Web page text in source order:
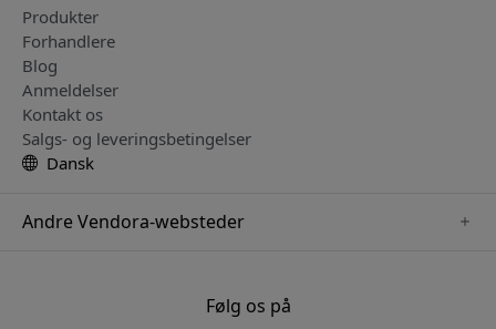
Produkter
Forhandlere
Blog
Anmeldelser
Kontakt os
Salgs- og leveringsbetingelser
Dansk
Andre Vendora-websteder
www.nordicsmartlight.seFølg os på